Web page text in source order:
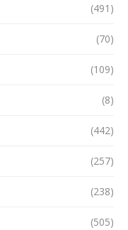
(491)
(70)
(109)
(8)
(442)
(257)
(238)
(505)